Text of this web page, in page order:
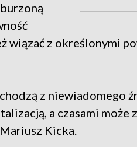
wiązać z określonymi
z niewiadomego
a czasami może
Kicka.